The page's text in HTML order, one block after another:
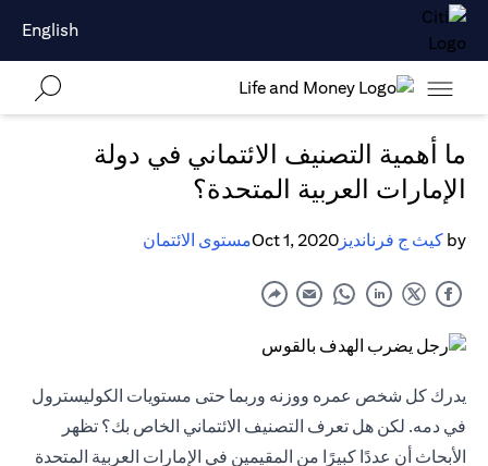
English
ما أهمية التصنيف الائتماني في دولة
الإمارات العربية المتحدة؟
by كيث ج فرنانديز Oct 1, 2020مستوى الائتمان
يدرك كل شخص عمره ووزنه وربما حتى مستويات الكوليسترول
في دمه. لكن هل تعرف التصنيف الائتماني الخاص بك؟ تظهر
الأبحاث أن عددًا كبيرًا من المقيمين في الإمارات العربية المتحدة